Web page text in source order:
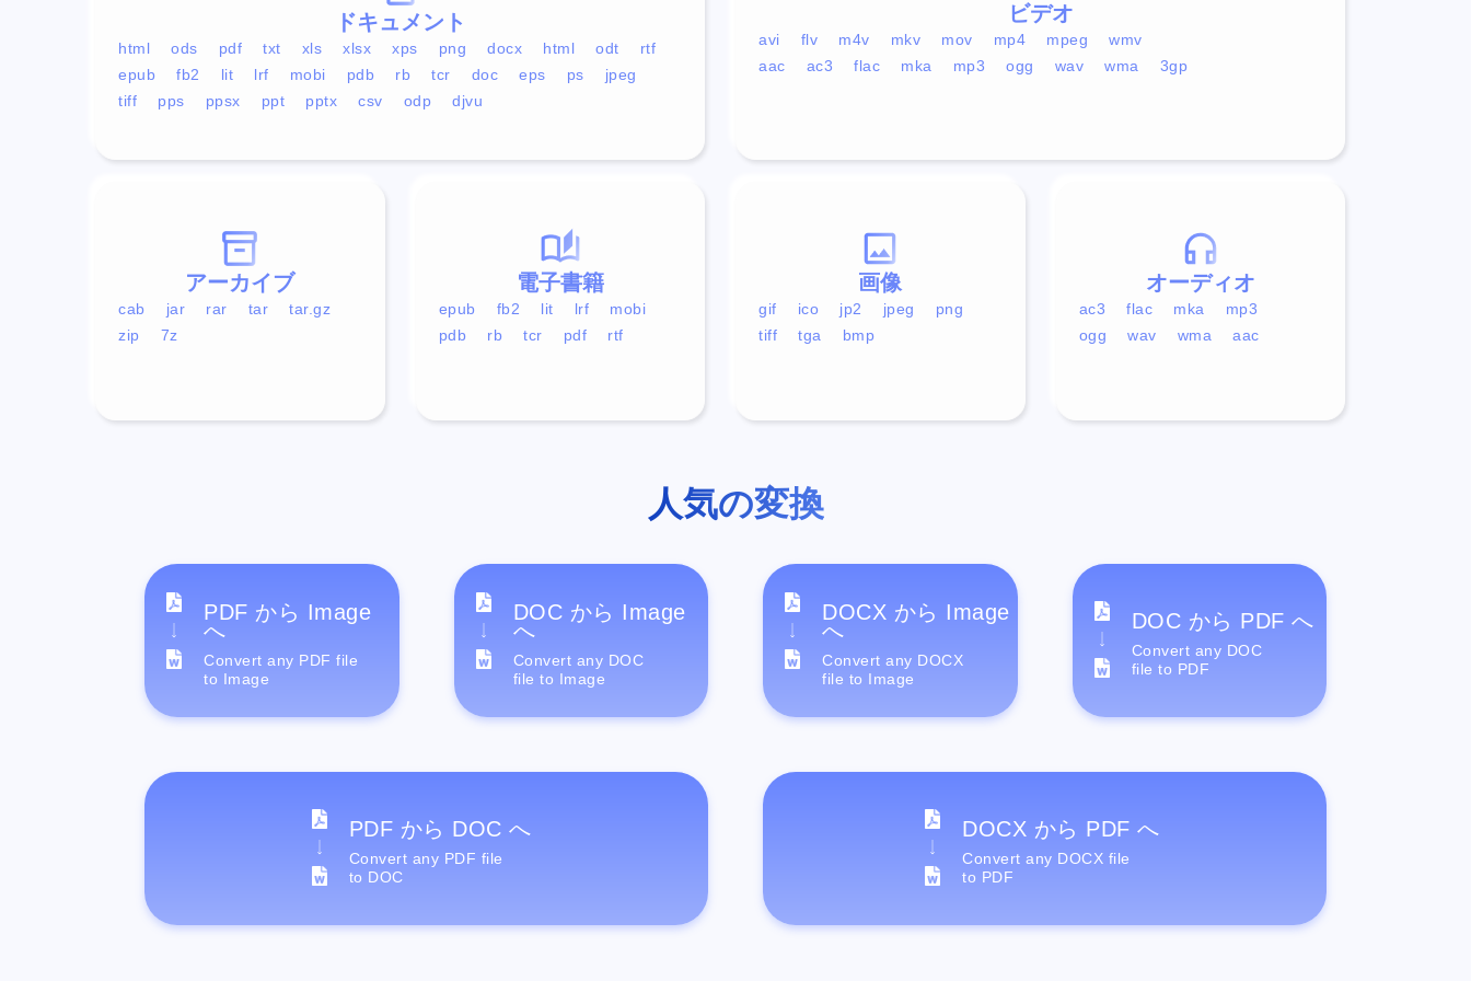
ドキュメント
html ods pdf txt xls xlsx xps png docx html odt
rtf
epub
fb2 lit lrf mobi pdb rb tcr doc eps ps
jpeg
tiff
pps ppsx ppt pptx csv odp djvu
ビデオ
avi flv m4v mkv mov mp4 mpeg
wmv
aac
ac3 flac mka mp3 ogg wav wma 3gp
オーディオ
ac3 flac mka
mp3
ogg
wav wma aac
画像
gif ico jp2 jpeg
png
tiff
tga bmp
電子書籍
epub fb2 lit lrf
mobi
pdb
rb tcr pdf rtf
アーカイブ
cab jar rar tar
tar.gz
zip
7z
人気の変換
PDF から Image
へ
Convert any PDF file
to Image
DOC から Image
へ
Convert any DOC
file to Image
DOCX から Image
へ
Convert any DOCX
file to Image
DOC から PDF へ
Convert any DOC
file to PDF
PDF から DOC へ
Convert any PDF file
to DOC
DOCX から PDF へ
Convert any DOCX file
to PDF